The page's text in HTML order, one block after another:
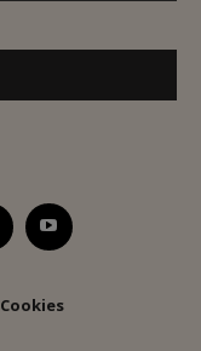
Cookies